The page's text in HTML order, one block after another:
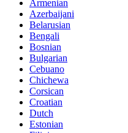
Armenian
Azerbaijani
Belarusian
Bengali
Bosnian
Bulgarian
Cebuano
Chichewa
Corsican
Croatian
Dutch
Estonian